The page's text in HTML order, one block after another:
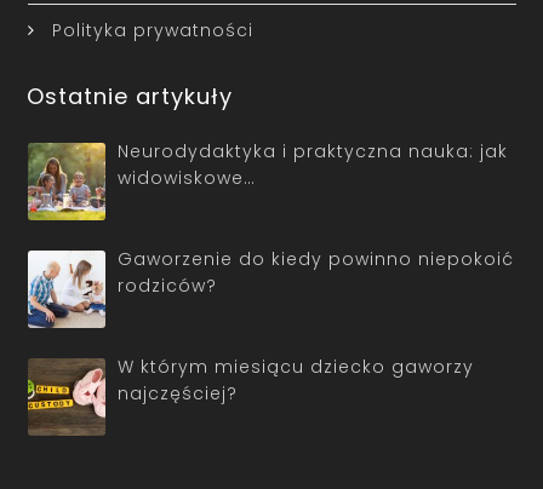
Polityka prywatności
Ostatnie artykuły
Neurodydaktyka i praktyczna nauka: jak
widowiskowe…
Gaworzenie do kiedy powinno niepokoić
rodziców?
W którym miesiącu dziecko gaworzy
najczęściej?